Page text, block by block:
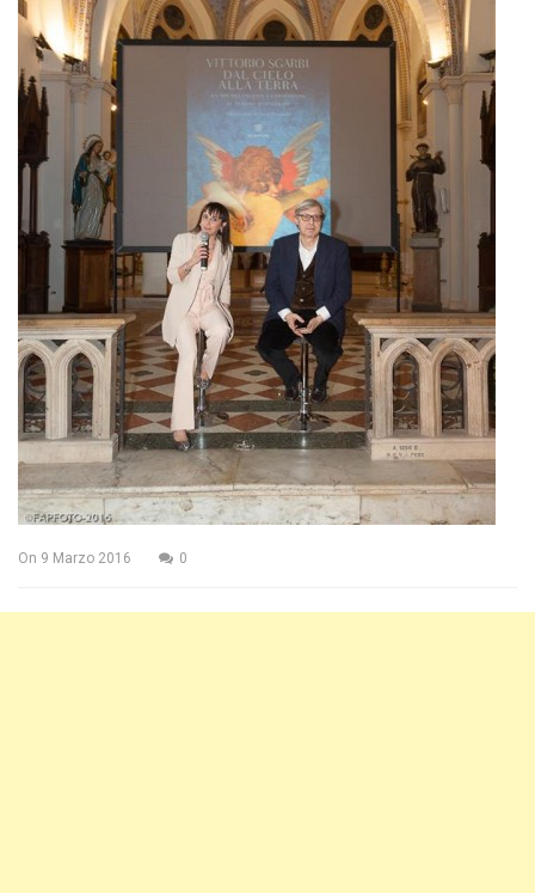
On 9 Marzo 2016 0